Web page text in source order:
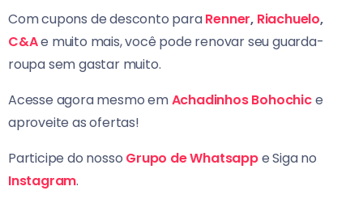
Com cupons de desconto paraRenner, Riachuelo,
C&Ae muito mais, você pode renovar seu guarda-
roupa sem gastar muito.
Acesse agora mesmo emAchadinhos Bohochice
aproveite as ofertas!
Participe do nosso Grupo de Whatsappe Siga no
Instagram.